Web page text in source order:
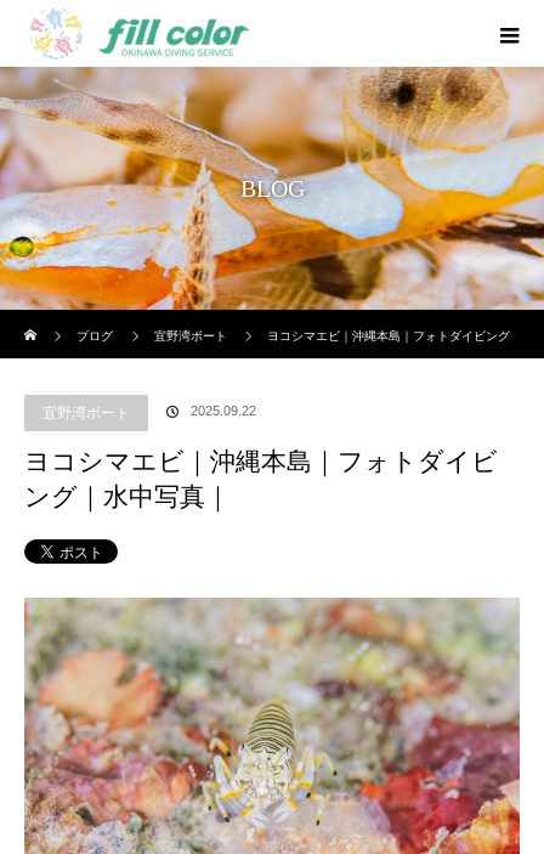
BLOG
ブログ
宜野湾ボート ヨコシマエビ｜沖縄本島｜フォトダイビング
宜野湾ボート 2025.09.22
ヨコシマエビ｜沖縄本島｜フォトダイビ
ング｜水中写真｜